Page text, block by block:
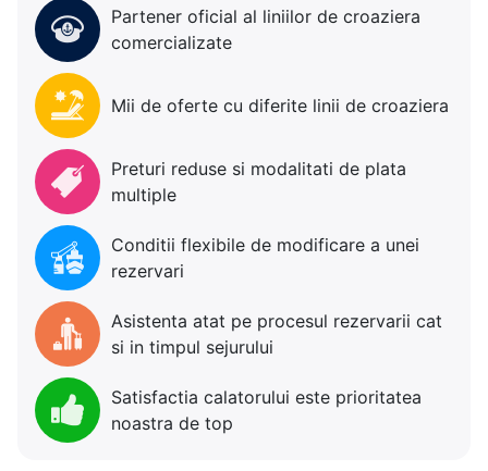
Partener oficial al liniilor de croaziera
comercializate
Mii de oferte cu diferite linii de croaziera
Preturi reduse si modalitati de plata
multiple
Conditii flexibile de modificare a unei
rezervari
Asistenta atat pe procesul rezervarii cat
si in timpul sejurului
Satisfactia calatorului este prioritatea
noastra de top